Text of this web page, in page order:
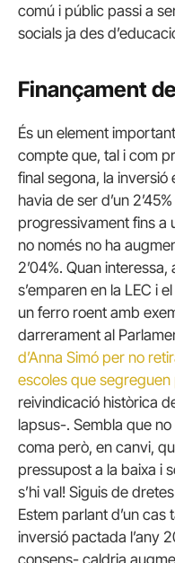
comú i públic passi a
socials ja des
Finançament
És un element
compte que, tal i com
final segona, la
havia de ser d’un
progressivament fins a
no només no ha
2’04%. Quan
s’emparen en la LEC i
un ferro roent amb
darrerament al
d’Anna Simó per no
escoles que
reivindicació històrica
lapsus-. Sembla que
coma però, en canvi,
pressupost a la baixa i
s’hi val! Siguis de
Estem parlant d’un
inversió pactada l’any
consens- caldria